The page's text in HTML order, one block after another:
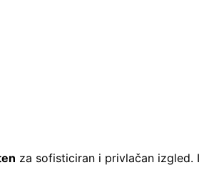
za sofisticiran i privlačan izgled.